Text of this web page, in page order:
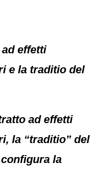
effetti
e la traditio del
ad effetti
la “traditio” del
la